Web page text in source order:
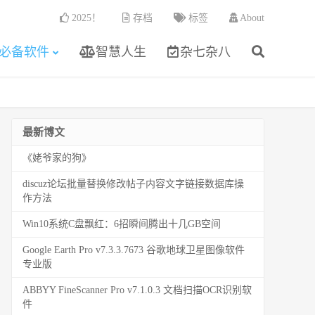
备软件 智慧人生 杂七杂八
2025！ 存档 标签 About
最新博文
《姥爷家的狗》
discuz论坛批量替换修改帖子内容文字链接数据库操
作方法
Win10系统C盘飘红：6招瞬间腾出十几GB空间
Google Earth Pro v7.3.3.7673 谷歌地球卫星图像软件
专业版
ABBYY FineScanner Pro v7.1.0.3 文档扫描OCR识别软
件